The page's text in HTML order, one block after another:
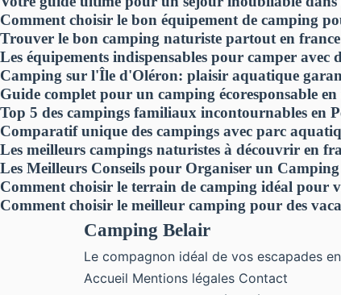
Comment choisir le bon équipement de camping
Trouver le bon camping naturiste partout en france
Les équipements indispensables pour camper avec
Camping sur l'Île d'Oléron: plaisir aquatique
Guide complet pour un camping écoresponsable
Top 5 des campings familiaux incontournables en
Comparatif unique des campings avec parc
Les meilleurs campings naturistes à découvrir en
Les Meilleurs Conseils pour Organiser un
Comment choisir le terrain de camping idéal pour
Comment choisir le meilleur camping pour des
Camping Belair
Le compagnon idéal de vos escapades
Accueil Mentions légales Contact